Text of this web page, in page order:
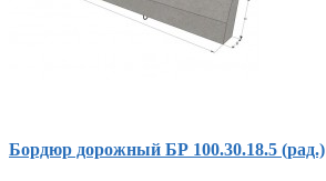
Бордюр дорожный БР 100.30.18.5 (рад.)